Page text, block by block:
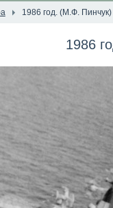
1986 год. (М.Ф. Пинчук)
1986